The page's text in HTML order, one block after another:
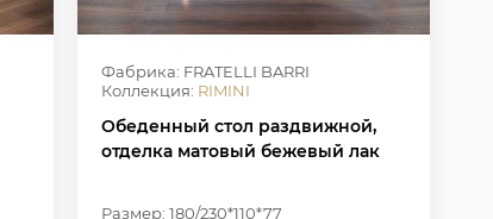
Фабрика: FRATELLI BARRI
Коллекция: RIMINI
Обеденный стол раздвижной,
отделка матовый бежевый лак
Размер: 180/230*110*77